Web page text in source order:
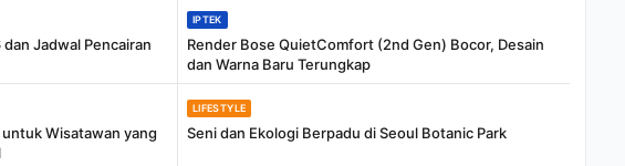
Jadwal Pencairan
IPTEK
Render Bose QuietComfort (2nd Gen) Bocor, Desain
dan Warna Baru Terungkap
Wisatawan yang
LIFESTYLE
Seni dan Ekologi Berpadu di Seoul Botanic Park